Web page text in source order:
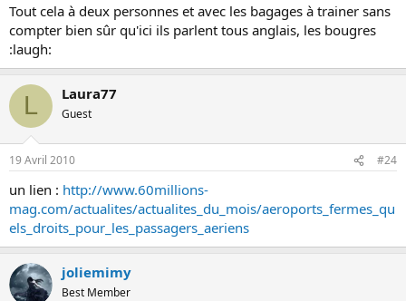
Tout cela à deux personnes et avec les bagages à trainer sans
compter bien sûr qu'ici ils parlent tous anglais, les bougres
:laugh:
L Laura77
Guest
19 Avril 2010 #24
un lien : http://www.60millions-
mag.com/actualites/actualites_du_mois/aeroports_fermes_qu
els_droits_pour_les_passagers_aeriens
joliemimy
Best Member